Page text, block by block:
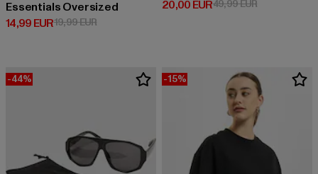
Essentials Oversized
14,99 EUR
Derzeitiger Preis: 14,99 EUR
19,99 EURAktionspreis: 19,99 EUR
20,00 EUR
Derzeitiger Preis: 20,00 EUR
49,99 EURAktionspreis:
-44% -15%